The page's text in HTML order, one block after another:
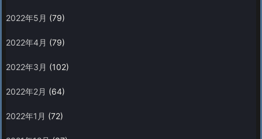
2022年5月 (79)
2022年4月 (79)
2022年3月 (102)
2022年2月 (64)
2022年1月 (72)